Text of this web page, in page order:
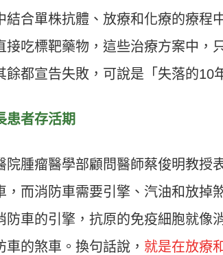
結合單株抗體、放療和化療的療程
接吃標靶藥物，這些治療方案中，
餘都宣告失敗，可說是「失落的10
患者存活期
院腫瘤醫學部顧問醫師蔡俊明教授
，而消防車需要引擎、汽油和放掉
防車的引擎，抗原的免疫細胞就像
車的煞車。換句話說， 就是在放療